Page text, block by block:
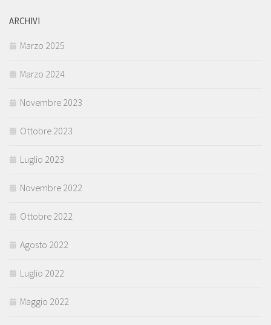
ARCHIVI
Marzo 2025
Marzo 2024
Novembre 2023
Ottobre 2023
Luglio 2023
Novembre 2022
Ottobre 2022
Agosto 2022
Luglio 2022
Maggio 2022